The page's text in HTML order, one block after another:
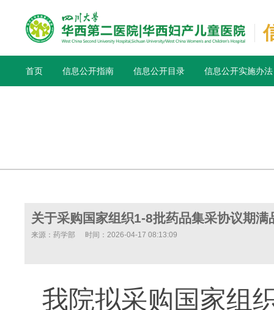
首页 信息公开指南 信息公开目录 信息公开实施办法
关于采购国家组织1-8批药品集采协议期
来源：药学部 时间：2026-04-17 08:13:09
我院拟采购国家组